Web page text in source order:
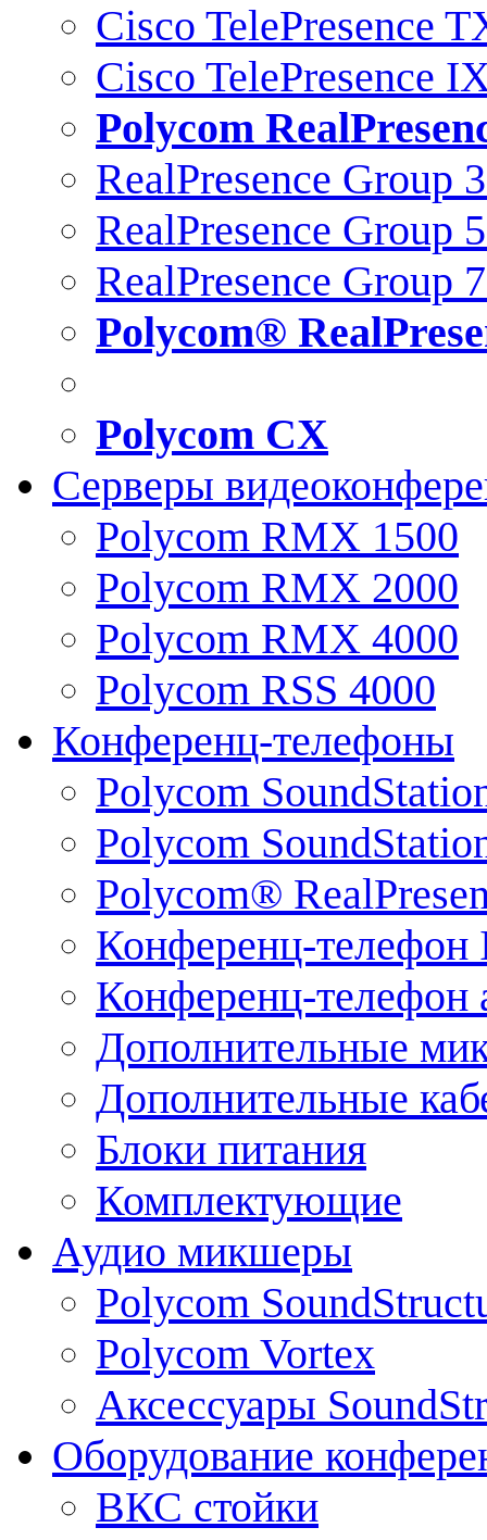
Cisco TelePresence
Cisco TelePresence
Polycom
RealPresence Group
RealPresence Group
RealPresence Group
Polycom®
Polycom CX
Серверы
Polycom RMX 1500
Polycom RMX 2000
Polycom RMX 4000
Polycom RSS 4000
Конференц-телефоны
Polycom
Polycom
Polycom®
Конференц-телефон
Конференц-телефон
Дополнительные
Дополнительные
Блоки питания
Комплектующие
Аудио микшеры
Polycom
Polycom Vortex
Аксессуары
Оборудование
ВКС стойки